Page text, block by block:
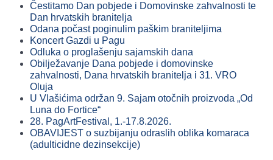
Čestitamo Dan pobjede i Domovinske zahvalnosti te
Dan hrvatskih branitelja
Odana počast poginulim paškim braniteljima
Koncert Gazdi u Pagu
Odluka o proglašenju sajamskih dana
Obilježavanje Dana pobjede i domovinske
zahvalnosti, Dana hrvatskih branitelja i 31. VRO
Oluja
U Vlašićima održan 9. Sajam otočnih proizvoda „Od
Luna do Fortice“
28. PagArtFestival, 1.-17.8.2026.
OBAVIJEST o suzbijanju odraslih oblika komaraca
(adulticidne dezinsekcije)